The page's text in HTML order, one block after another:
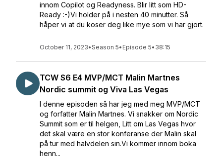
innom Copilot og Readyness. Blir litt som HD-
Ready :-)Vi holder på i nesten 40 minutter. Så
håper vi at du koser deg like mye som vi har gjort.
October 11, 2023•Season 5• Episode 5• 38:15
TCW S6 E4 MVP/MCT Malin Martnes
Nordic summit og Viva Las Vegas
I denne episoden så har jeg med meg MVP/MCT
og forfatter Malin Martnes. Vi snakker om Nordic
Summit som er til helgen, Litt om Las Vegas hvor
det skal være en stor konferanse der Malin skal
på tur med halvdelen sin.Vi kommer innom boka
henn...